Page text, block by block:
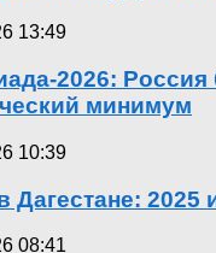
13:49
2026: Россия
минимум
10:39
Дагестане: 2025
08:41